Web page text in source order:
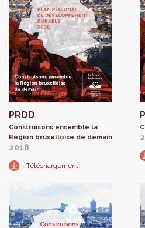
PRDD
Construisons ensemble la
Région bruxelloise de demain
2018
Téléchargement